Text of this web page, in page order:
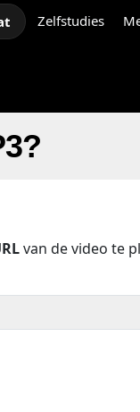
Zelfstudies
van de video te